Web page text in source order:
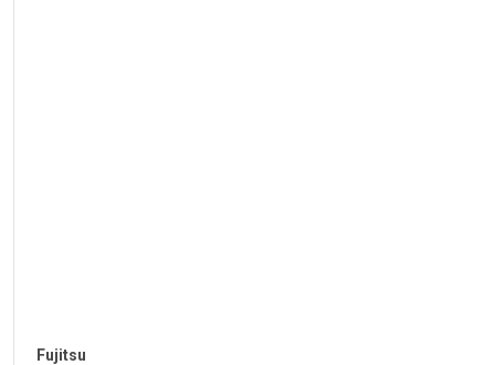
Fujitsu